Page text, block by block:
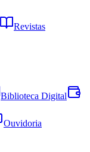
Revistas
Biblioteca Digital
Ouvidoria